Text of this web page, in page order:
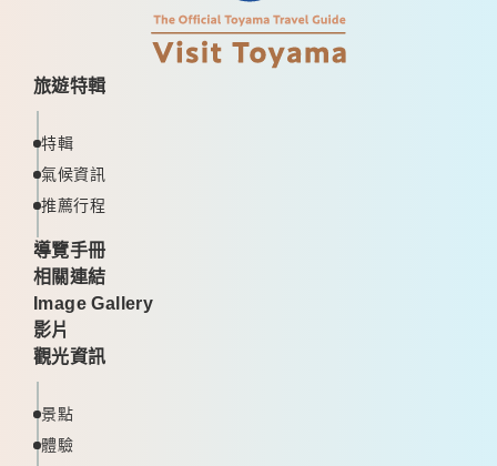
旅遊特輯
特輯
氣候資訊
推薦行程
導覽手冊
相關連結
Image Gallery
影片
觀光資訊
景點
體驗